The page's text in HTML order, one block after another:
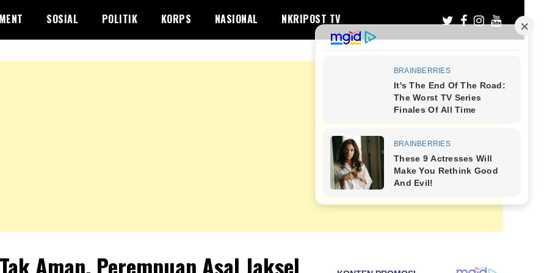
SOSIAL POLITIK KORPS NASIONAL NKRIPOST TV
Aman, Perempuan Asal Jaksel